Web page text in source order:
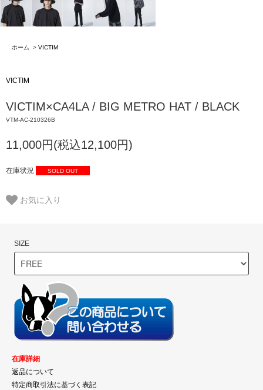
ホーム > VICTIM
VICTIM
VICTIM×CA4LA / BIG METRO HAT / BLACK
VTM-AC-210326B
11,000円(税込12,100円)
在庫状況 SOLD OUT
お気に入り
SIZE
在庫詳細
返品について
特定商取引法に基づく表記